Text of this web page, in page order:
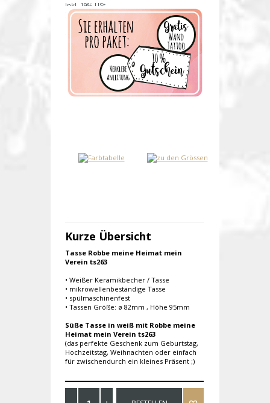
Inkl. 19% USt.
Versandkosten
Produktnummer:ts263-E
Verfügbarkeit:Auf Lager
Lieferzeit: 1-2 Werktage
Kurze Übersicht
Tasse Robbe meine Heimat mein
Verein ts263
• Weißer Keramikbecher / Tasse
• mikrowellenbeständige Tasse
• spülmaschinenfest
• Tassen Größe: ø 82mm , Höhe 95mm
Süße Tasse in weiß mit Robbe meine
Heimat mein Verein ts263
(das perfekte Geschenk zum Geburtstag,
Hochzeitstag, Weihnachten oder einfach
für zwischendurch ein kleines Präsent ;)